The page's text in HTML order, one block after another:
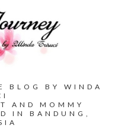
BLOG BY WINDA
AND MOMMY
IN BANDUNG,